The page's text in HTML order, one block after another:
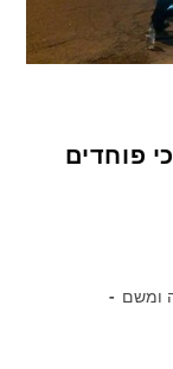
פוחדים
ומשם